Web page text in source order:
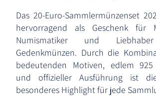
Das 20-Euro-Sammlermünzenset
hervorragend als Geschenk für
Numismatiker und
Gedenkmünzen. Durch die
bedeutenden Motiven, edlem 925
und offizieller Ausführung ist
besonderes Highlight für jede